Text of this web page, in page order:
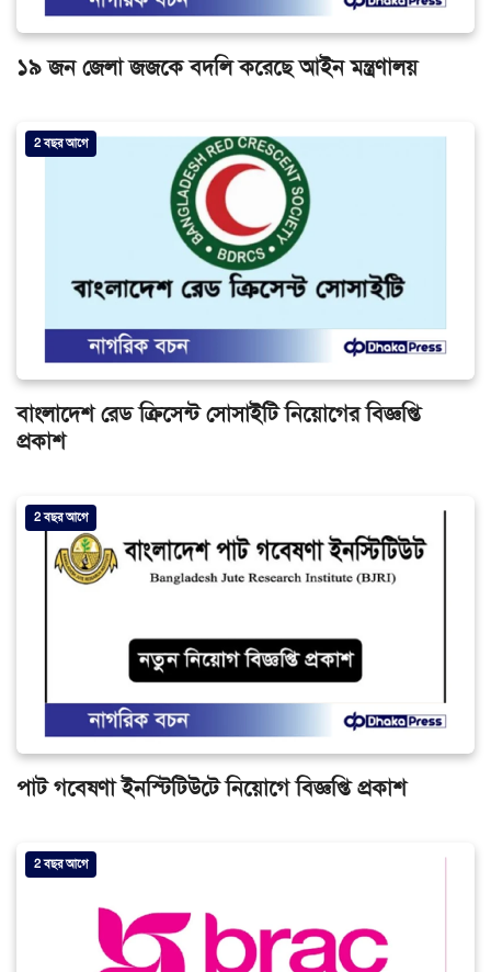
১৯ জন জেলা জজকে বদলি করেছে আইন মন্ত্রণালয়
2 বছর আগে
বাংলাদেশ রেড ক্রিসেন্ট সোসাইটি নিয়োগের বিজ্ঞপ্তি
প্রকাশ
2 বছর আগে
পাট গবেষণা ইনস্টিটিউটে নিয়োগে বিজ্ঞপ্তি প্রকাশ
2 বছর আগে